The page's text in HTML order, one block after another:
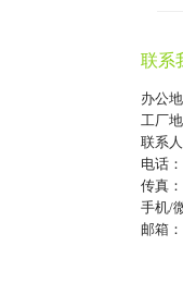
联系
办公
工厂
联系
电话
传真
手机/
邮